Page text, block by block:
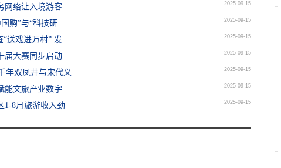
网络让入境游客
2025-09-15
购”与“科技研 2025-09-15
送戏进万村” 发 2025-09-15
届大赛同步启动 2025-09-15
年双凤井与宋代义 2025-09-15
能文旅产业数字 2025-09-15
1-8月旅游收入劲 2025-09-15